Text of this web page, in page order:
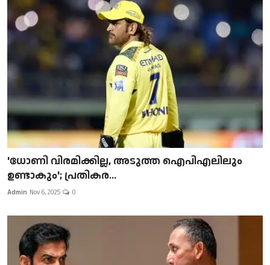
'ധോണി വിരമിക്കില്ല, അടുത്ത ഐപിഎലിലും
ഉണ്ടാകും'; പ്രതികര...
Admin Nov 6, 2025 0